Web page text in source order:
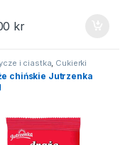
kr
i ciastka, Cukierki
chińskie Jutrzenka